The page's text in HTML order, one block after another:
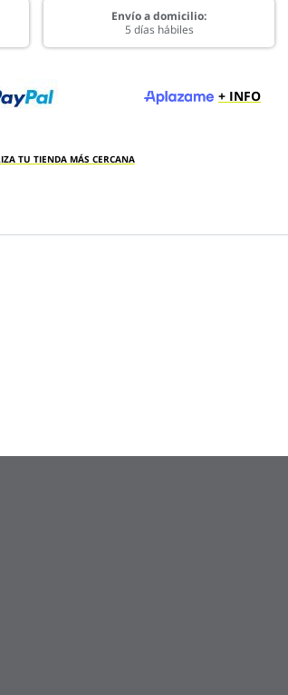
Envío a domicilio:
5 días hábiles
+ INFO
TU TIENDA MÁS CERCANA